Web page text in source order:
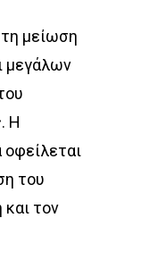
μείωση
μεγάλων
Η
του
τον